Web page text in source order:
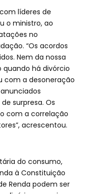
líderes de
o ministro, ao
no
“Os acordos
Nem da nossa
quando há divórcio
com a desoneração
surpresa. Os
com a correlação
acrescentou.
do consumo,
à Constituição
Renda podem ser